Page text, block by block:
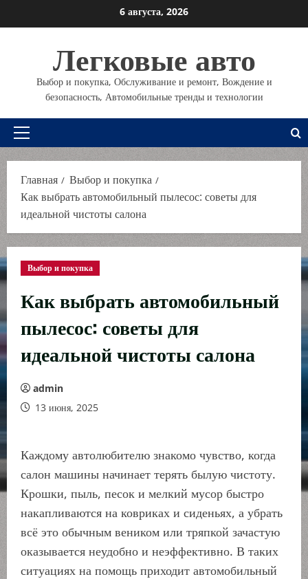
к
6 августа, 2026
Легковые авто
Выбор и покупка, Обслуживание и ремонт, Вождение и
безопасность, Автомобильные тренды и технологии
Основное
меню
Главная
Выбор и покупка
Как выбрать автомобильный пылесос: советы для
идеальной чистоты салона
Выбор и покупка
Как выбрать автомобильный
пылесос: советы для
идеальной чистоты салона
admin
13 июня, 2025
Каждому автолюбителю знакомо чувство, когда
салон машины начинает терять былую чистоту.
Крошки, пыль, песок и мелкий мусор быстро
накапливаются на ковриках и сиденьях, а убрать
всё это обычным веником или тряпкой зачастую
оказывается неудобно и неэффективно. В таких
ситуациях на помощь приходит автомобильный